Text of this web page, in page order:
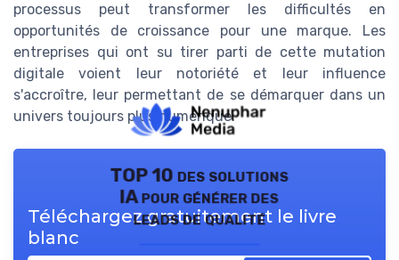
processus peut transformer les difficultés en
opportunités de croissance pour une marque. Les
entreprises qui ont su tirer parti de cette mutation
digitale voient leur notoriété et leur influence
s'accroître, leur permettant de se démarquer dans un
univers toujours plus numérique.
TOP 10 des solutions
IA pour générer des
leads de qualité
Téléchargez gratuitement le livre
blanc